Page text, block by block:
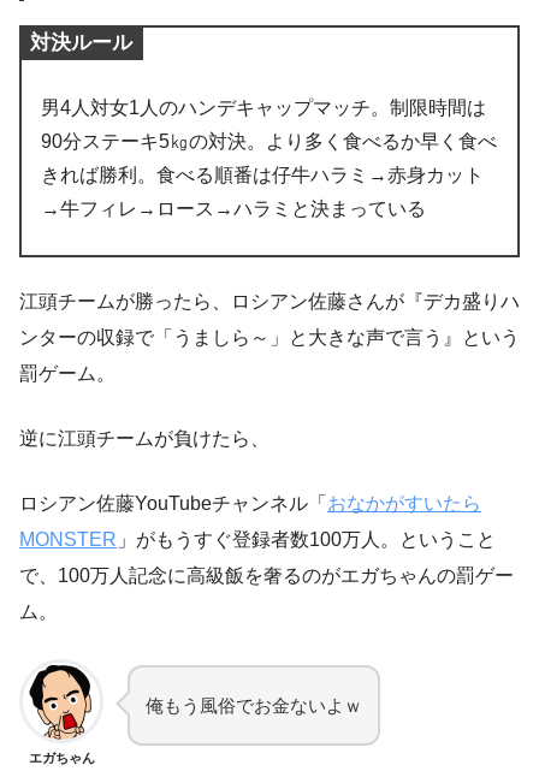
対決ルール
男4人対女1人のハンデキャップマッチ。制限時間は
90分ステーキ5㎏の対決。より多く食べるか早く食べ
きれば勝利。食べる順番は仔牛ハラミ→赤身カット
→牛フィレ→ロース→ハラミと決まっている
江頭チームが勝ったら、ロシアン佐藤さんが『デカ盛りハ
ンターの収録で「うましら～」と大きな声で言う』という
罰ゲーム。
逆に江頭チームが負けたら、
ロシアン佐藤YouTubeチャンネル「 おなかがすいたら
MONSTER 」がもうすぐ登録者数100万人。ということ
で、100万人記念に高級飯を奢るのがエガちゃんの罰ゲー
ム。
エガちゃん
俺もう風俗でお金ないよｗ